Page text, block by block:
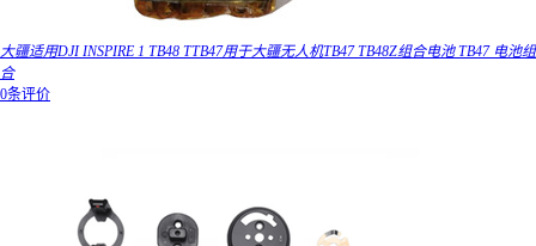
大疆适用DJI INSPIRE 1 TB48 TTB47用于大疆无人机TB47 TB48Z组合电池 TB47 电池组
合
0条评价